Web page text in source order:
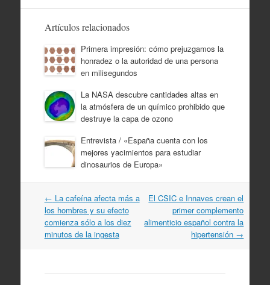
Artículos relacionados
Primera impresión: cómo prejuzgamos la
honradez o la autoridad de una persona
en milisegundos
La NASA descubre cantidades altas en
la atmósfera de un químico prohibido que
destruye la capa de ozono
Entrevista / «España cuenta con los
mejores yacimientos para estudiar
dinosaurios de Europa»
Navegación
por
artículos
← La cafeína afecta más a
los hombres y su efecto
comienza sólo a los diez
minutos de la ingesta
El CSIC e Innaves crean el
primer complemento
alimenticio español contra la
hipertensión →